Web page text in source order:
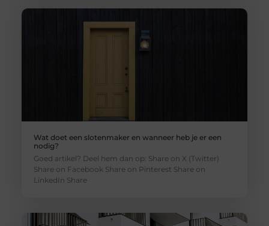
Wat doet een slotenmaker en wanneer heb je er een
nodig?
Goed artikel? Deel hem dan op: Share on X (Twitter)
Share on Facebook Share on Pinterest Share on
LinkedIn Share